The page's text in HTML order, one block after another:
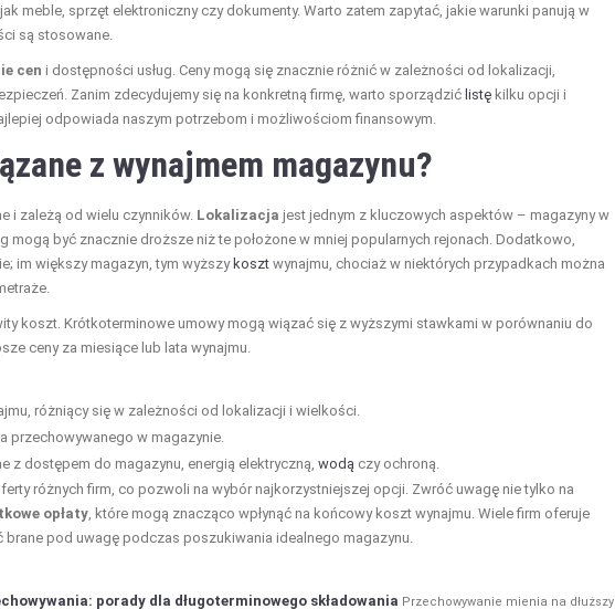
meble, sprzęt elektroniczny czy dokumenty. Warto zatem zapytać, jakie warunki panują w
są stosowane.
cen i dostępności usług. Ceny mogą się znacznie różnić w zależności od lokalizacji,
Zanim zdecydujemy się na konkretną firmę, warto sporządzić listę kilku opcji i
odpowiada naszym potrzebom i możliwościom finansowym.
z wynajmem magazynu?
i zależą od wielu czynników. Lokalizacja jest jednym z kluczowych aspektów – magazyny w
mogą być znacznie droższe niż te położone w mniej popularnych rejonach. Dodatkowo,
im większy magazyn, tym wyższykoszt wynajmu, chociaż w niektórych przypadkach można
koszt. Krótkoterminowe umowy mogą wiązać się z wyższymi stawkami w porównaniu do
ceny za miesiące lub lata wynajmu.
różniący się w zależności od lokalizacji i wielkości.
przechowywanego w magazynie.
z dostępem do magazynu, energią elektryczną, wodą czy ochroną.
różnych firm, co pozwoli na wybór najkorzystniejszej opcji. Zwróć uwagę nie tylko na
opłaty , które mogą znacząco wpłynąć na końcowy koszt wynajmu. Wiele firm oferuje
pod uwagę podczas poszukiwania idealnego magazynu.
porady dla długoterminowego składowania Przechowywanie mienia na dłuższy